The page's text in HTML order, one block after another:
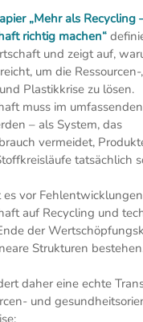
„Mehr als Recycling
richtig machen“
und zeigt auf,
um die Ressourcen-
Plastikkrise zu lösen.
muss im
– als System, das
vermeidet,
tatsächlich
vor
auf Recycling und
der
Strukturen
daher eine echte
und